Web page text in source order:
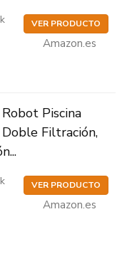
VER PRODUCTO
Amazon.es
Piscina
Filtración,
VER PRODUCTO
Amazon.es